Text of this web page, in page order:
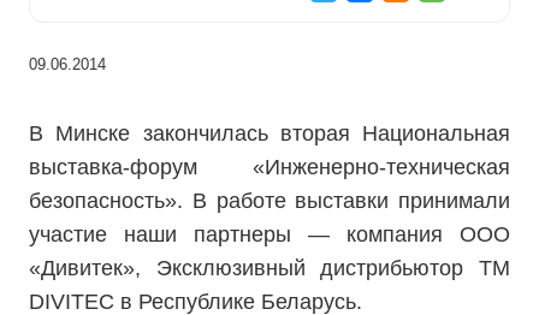
09.06.2014
В Минске закончилась вторая Национальная
выставка-форум «Инженерно-техническая
безопасность». В работе выставки принимали
участие наши партнеры — компания ООО
«Дивитек», Эксклюзивный дистрибьютор TM
DIVITEC в Республике Беларусь.